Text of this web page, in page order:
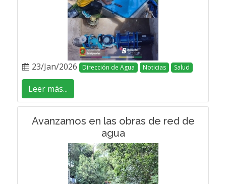
23/Jan/2026 Dirección de Agua Noticias Salud
Leer más...
Avanzamos en las obras de red de
agua